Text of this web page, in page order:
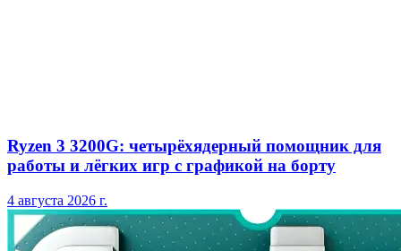
Ryzen 3 3200G: четырёхядерный помощник для
работы и лёгких игр с графикой на борту
4 августа 2026 г.